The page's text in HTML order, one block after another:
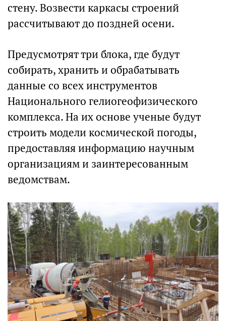
стену. Возвести каркасы строений
рассчитывают до поздней осени.
Предусмотрят три блока, где будут
собирать, хранить и обрабатывать
данные со всех инструментов
Национального гелиогеофизического
комплекса. На их основе ученые будут
строить модели космической погоды,
предоставляя информацию научным
организациям и заинтересованным
ведомствам.